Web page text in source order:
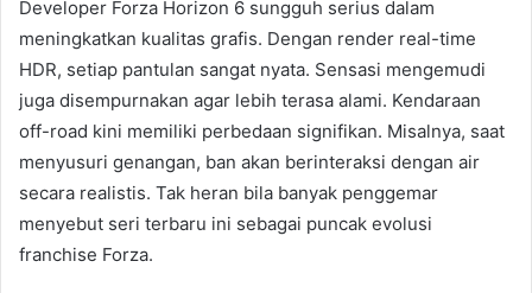
Developer Forza Horizon 6 sungguh serius dalam
meningkatkan kualitas grafis. Dengan render real-time
HDR, setiap pantulan sangat nyata. Sensasi mengemudi
juga disempurnakan agar lebih terasa alami. Kendaraan
off-road kini memiliki perbedaan signifikan. Misalnya, saat
menyusuri genangan, ban akan berinteraksi dengan air
secara realistis. Tak heran bila banyak penggemar
menyebut seri terbaru ini sebagai puncak evolusi
franchise Forza.